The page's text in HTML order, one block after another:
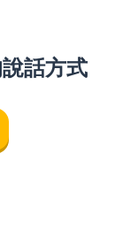
話方式